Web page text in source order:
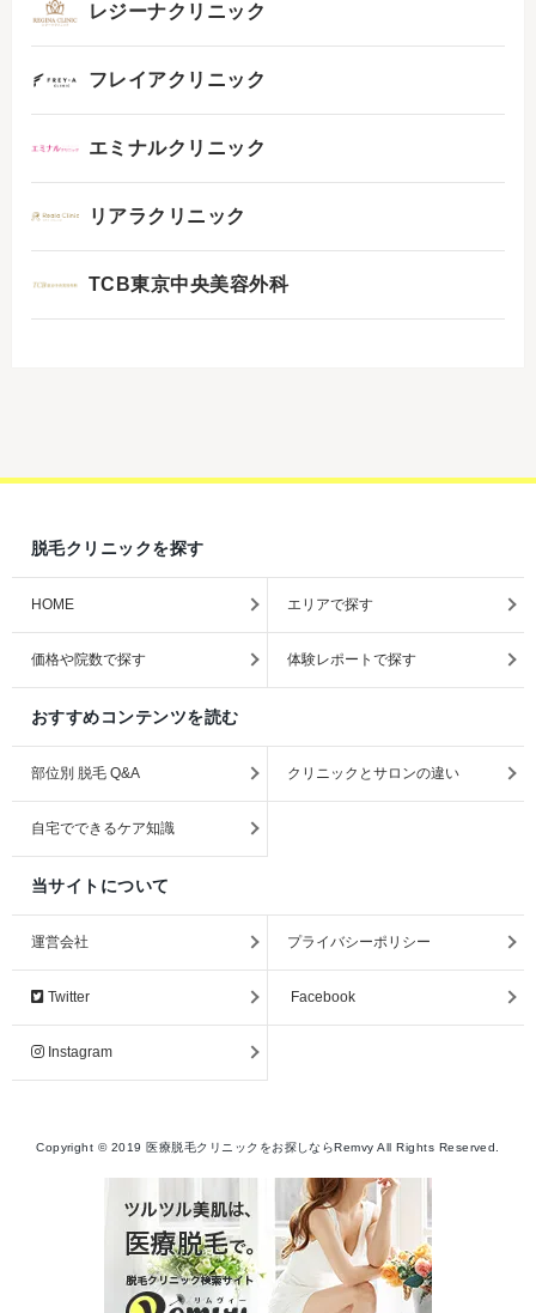
レジーナクリニック
フレイアクリニック
エミナルクリニック
リアラクリニック
TCB東京中央美容外科
脱毛クリニックを探す
HOME エリアで探す
価格や院数で探す 体験レポートで探す
おすすめコンテンツを読む
部位別 脱毛 Q&A クリニックとサロンの違い
自宅でできるケア知識
当サイトについて
運営会社 プライバシーポリシー
Twitter Facebook
Instagram
Copyright © 2019 医療脱毛クリニックをお探しならRemvy All Rights Reserved.